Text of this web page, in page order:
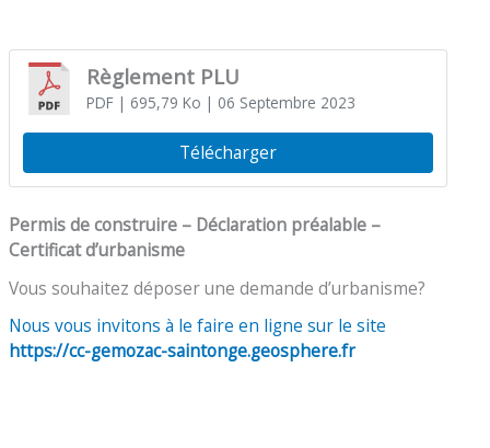
Règlement PLU
PDF| 695,79 Ko | 06 Septembre 2023
Télécharger
Permis de construire – Déclaration préalable –
Certificat d’urbanisme
Vous souhaitez déposer une demande d’urbanisme?
Nous vous invitons à le faire en ligne sur le site
https://cc-gemozac-saintonge.geosphere.fr